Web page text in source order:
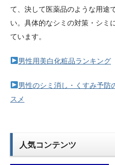
て、決して医薬品のような用途
い。具体的なシミの対策・シミ
ています。
男性用美白化粧品ランキング
男性のシミ消し・くすみ予防
スメ
人気コンテンツ